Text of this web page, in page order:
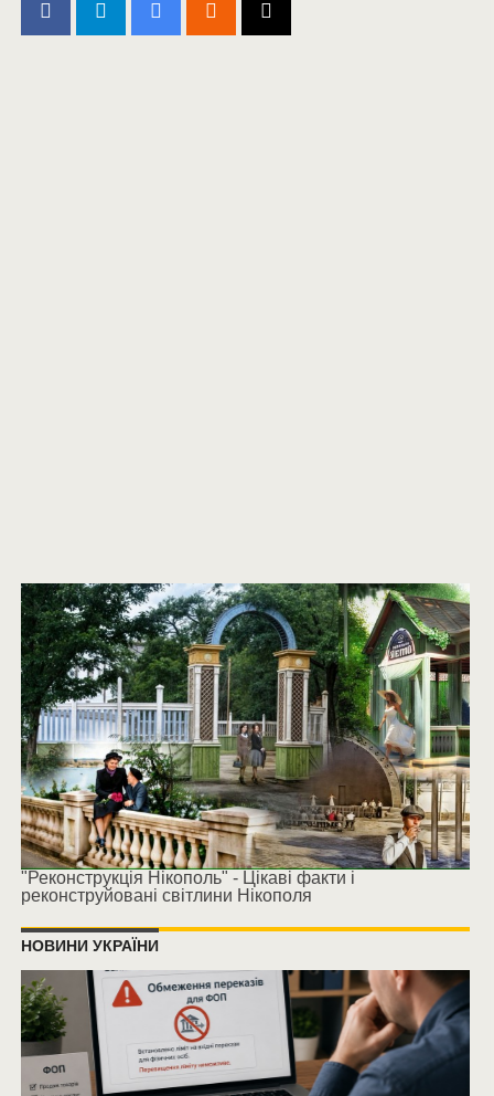
"Реконструкція Нікополь" - Цікаві факти і
реконструйовані світлини Нікополя
НОВИНИ УКРАЇНИ